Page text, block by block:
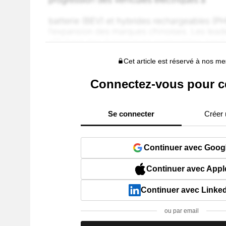
Cet article est réservé à nos
Connectez-vous pour
Se connecter Créer
Continuer avec
Continuer avec
Continuer avec
ou par email